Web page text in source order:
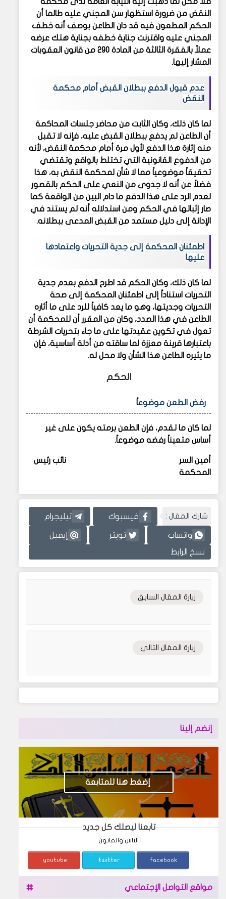
فلا محل لما ذهبت إليه النيابة العامة لدى محكمة
النقض من ضرورة استظهار سن المجني عليه طالما أن
الحكم المطعون فيه قد دان الطاعن بوصف أنه خطف
المجني عليه واقترنت جناية خطفه بجناية هتك عرضه
عملاً بالفقرة الثالثة من المادة 290 من قانون العقوبات
المشار إليها.
عدم قبول الدفع ببطلان القبض أمام محكمة
النقض
لما كان ذلك، وكان الثابت من محاضر جلسات المحاكمة
أن الطاعن لم يدفع ببطلان القبض عليه، فإنه لا تقبل
منه إثارة هذا الدفع لأول مرة أمام محكمة النقض، لأنه
من الدفوع القانونية التي تختلط بالواقع وتقتضي
تحقيقاً موضوعياً مما لا شأن لمحكمة النقض به، هذا
فضلاً عن أنه لا جدوى من النعي على الحكم بالقصور
لعدم الرد على هذا الدفع ما دام البين من الواقعة كما
صار إثباتها في الحكم ومن استدلاله أنه لم يستند في
الإدانة إلى دليل مستمد من القبض المدعى ببطلانه.
اطمئنان المحكمة إلى جدية التحريات واعتمادها
عليها
لما كان ذلك، وكان الحكم قد اطرح الدفع بعدم جدية
التحريات استناداً إلى اطمئنان المحكمة إلى صحة
التحريات وجديتها، وهو ما يعد كافياً للرد على ما أثاره
الطاعن في هذا الصدد، وكان من المقرر أن للمحكمة أن
تعول في تكوين عقيدتها على ما جاء بتحريات الشرطة
باعتبارها قرينة معززة لما ساقته من أدلة أساسية، فإن
ما يثيره الطاعن هذا الشأن ولا محل له.
الحكم
رفض الطعن موضوعاً
لما كان ما تقدم، فإن الطعن برمته يكون على غير
أساس متعيناً رفضه موضوعاً.
أمين السر نائب رئيس
المحكمة
شارك المقال : فيسبوك تيليجرام
واتساب تويتر إيميل
نسخ الرابط
زيارة المقال السابق
زيارة المقال التالي
إنضم إلينا
إضغط هنا للمتابعة
تابعنا ليصلك كل جديد
الناس والقانون
facebook
twitter
youtube
مواقع التواصل الإجتماعي